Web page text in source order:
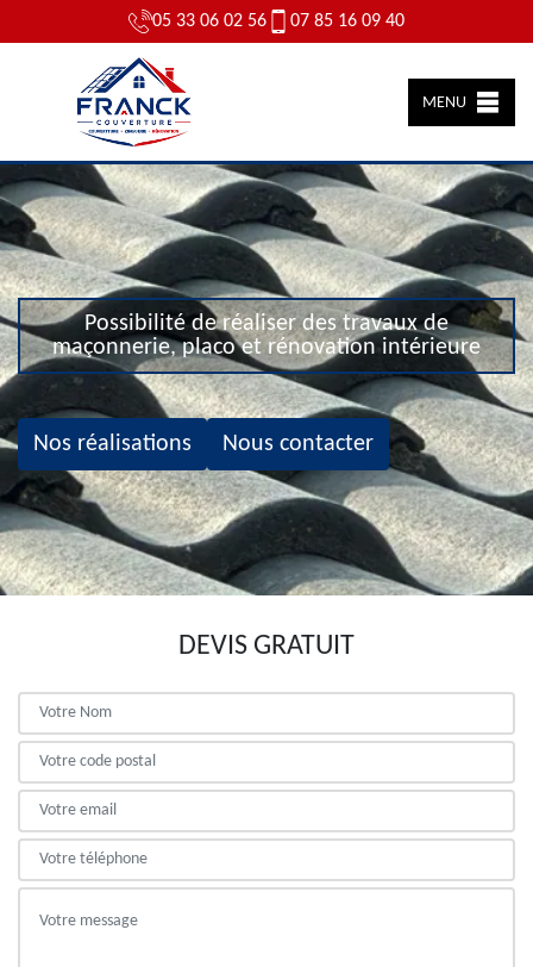
05 33 06 02 56 07 85 16 09 40
MENU
Possibilité de réaliser des travaux de
maçonnerie, placo et rénovation intérieure
Nos réalisations Nous contacter
DEVIS GRATUIT